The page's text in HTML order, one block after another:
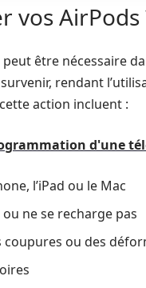
vos AirPods
être nécessaire
rendant
action incluent :
d'une
l’iPad ou le Mac
ne se recharge pas
coupures ou des